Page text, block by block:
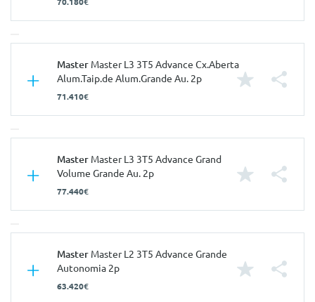
70.180€
Características
Carroçaria
Portas
2
Nº de Lugares
3
Nº de Viatura
944666
Prestações
Velocidade Máxima
115 Km/h
Aceleração dos 0-100km/h
0.00 seg
Consumos
Combustível
Elétrico
Master Master L3 3T5 Advance Cx.Aberta
Alum.Taip.de Alum.Grande Au. 2p
71.410€
Características
Carroçaria
Portas
2
Nº de Lugares
3
Nº de Viatura
944754
Prestações
Master Master L3 3T5 Advance Grand
Volume Grande Au. 2p
77.440€
Características
Carroçaria
Master Master L2 3T5 Advance Grande
Autonomia 2p
63.420€